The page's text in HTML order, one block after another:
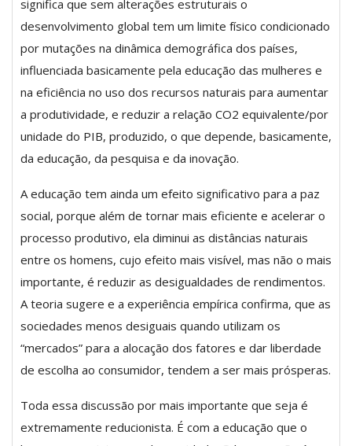
significa que sem alterações estruturais o
desenvolvimento global tem um limite físico condicionado
por mutações na dinâmica demográfica dos países,
influenciada basicamente pela educação das mulheres e
na eficiência no uso dos recursos naturais para aumentar
a produtividade, e reduzir a relação CO2 equivalente/por
unidade do PIB, produzido, o que depende, basicamente,
da educação, da pesquisa e da inovação.
A educação tem ainda um efeito significativo para a paz
social, porque além de tornar mais eficiente e acelerar o
processo produtivo, ela diminui as distâncias naturais
entre os homens, cujo efeito mais visível, mas não o mais
importante, é reduzir as desigualdades de rendimentos.
A teoria sugere e a experiência empírica confirma, que as
sociedades menos desiguais quando utilizam os
“mercados” para a alocação dos fatores e dar liberdade
de escolha ao consumidor, tendem a ser mais prósperas.
Toda essa discussão por mais importante que seja é
extremamente reducionista. É com a educação que o